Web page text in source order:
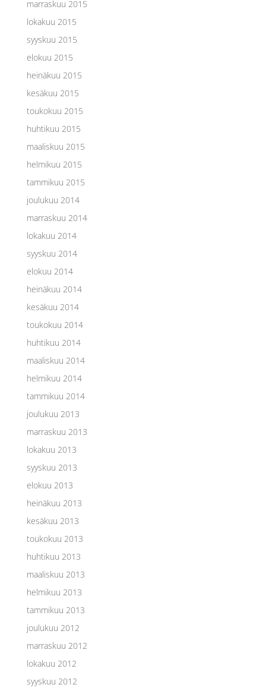
marraskuu 2015
lokakuu 2015
syyskuu 2015
elokuu 2015
heinäkuu 2015
kesäkuu 2015
toukokuu 2015
huhtikuu 2015
maaliskuu 2015
helmikuu 2015
tammikuu 2015
joulukuu 2014
marraskuu 2014
lokakuu 2014
syyskuu 2014
elokuu 2014
heinäkuu 2014
kesäkuu 2014
toukokuu 2014
huhtikuu 2014
maaliskuu 2014
helmikuu 2014
tammikuu 2014
joulukuu 2013
marraskuu 2013
lokakuu 2013
syyskuu 2013
elokuu 2013
heinäkuu 2013
kesäkuu 2013
toukokuu 2013
huhtikuu 2013
maaliskuu 2013
helmikuu 2013
tammikuu 2013
joulukuu 2012
marraskuu 2012
lokakuu 2012
syyskuu 2012